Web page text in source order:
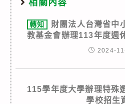
相關內容
轉知
財團法人台灣省中
教基金會辦理113年度週
2024-
115學年度大學辦理特殊
學校招生